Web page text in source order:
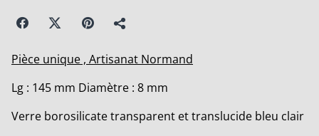
Pièce unique , Artisanat Normand
Lg : 145 mm Diamètre : 8 mm
Verre borosilicate transparent et translucide bleu clair